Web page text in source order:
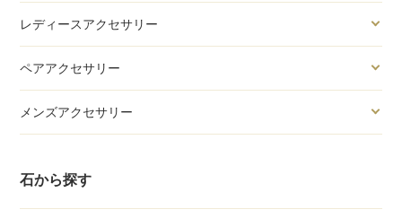
レディースアクセサリー
ペアアクセサリー
メンズアクセサリー
石から探す